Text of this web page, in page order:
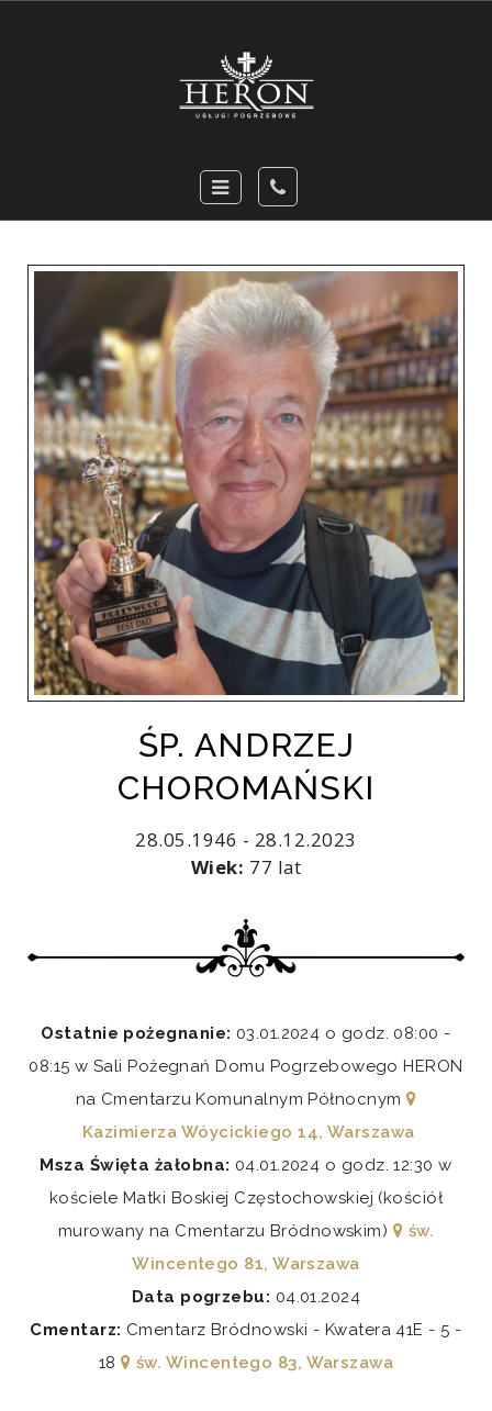
ŚP. ANDRZEJ
CHOROMAŃSKI
28.05.1946 - 28.12.2023
Wiek: 77 lat
Ostatnie pożegnanie: 03.01.2024 o godz. 08:00 -
08:15 w Sali Pożegnań Domu Pogrzebowego HERON
na Cmentarzu Komunalnym Północnym
Kazimierza Wóycickiego 14, Warszawa
Msza Święta żałobna: 04.01.2024 o godz. 12:30 w
kościele Matki Boskiej Częstochowskiej (kościół
murowany na Cmentarzu Bródnowskim)
św.
Wincentego 81, Warszawa
Data pogrzebu: 04.01.2024
Cmentarz: Cmentarz Bródnowski - Kwatera 41E - 5 -
18
św. Wincentego 83, Warszawa